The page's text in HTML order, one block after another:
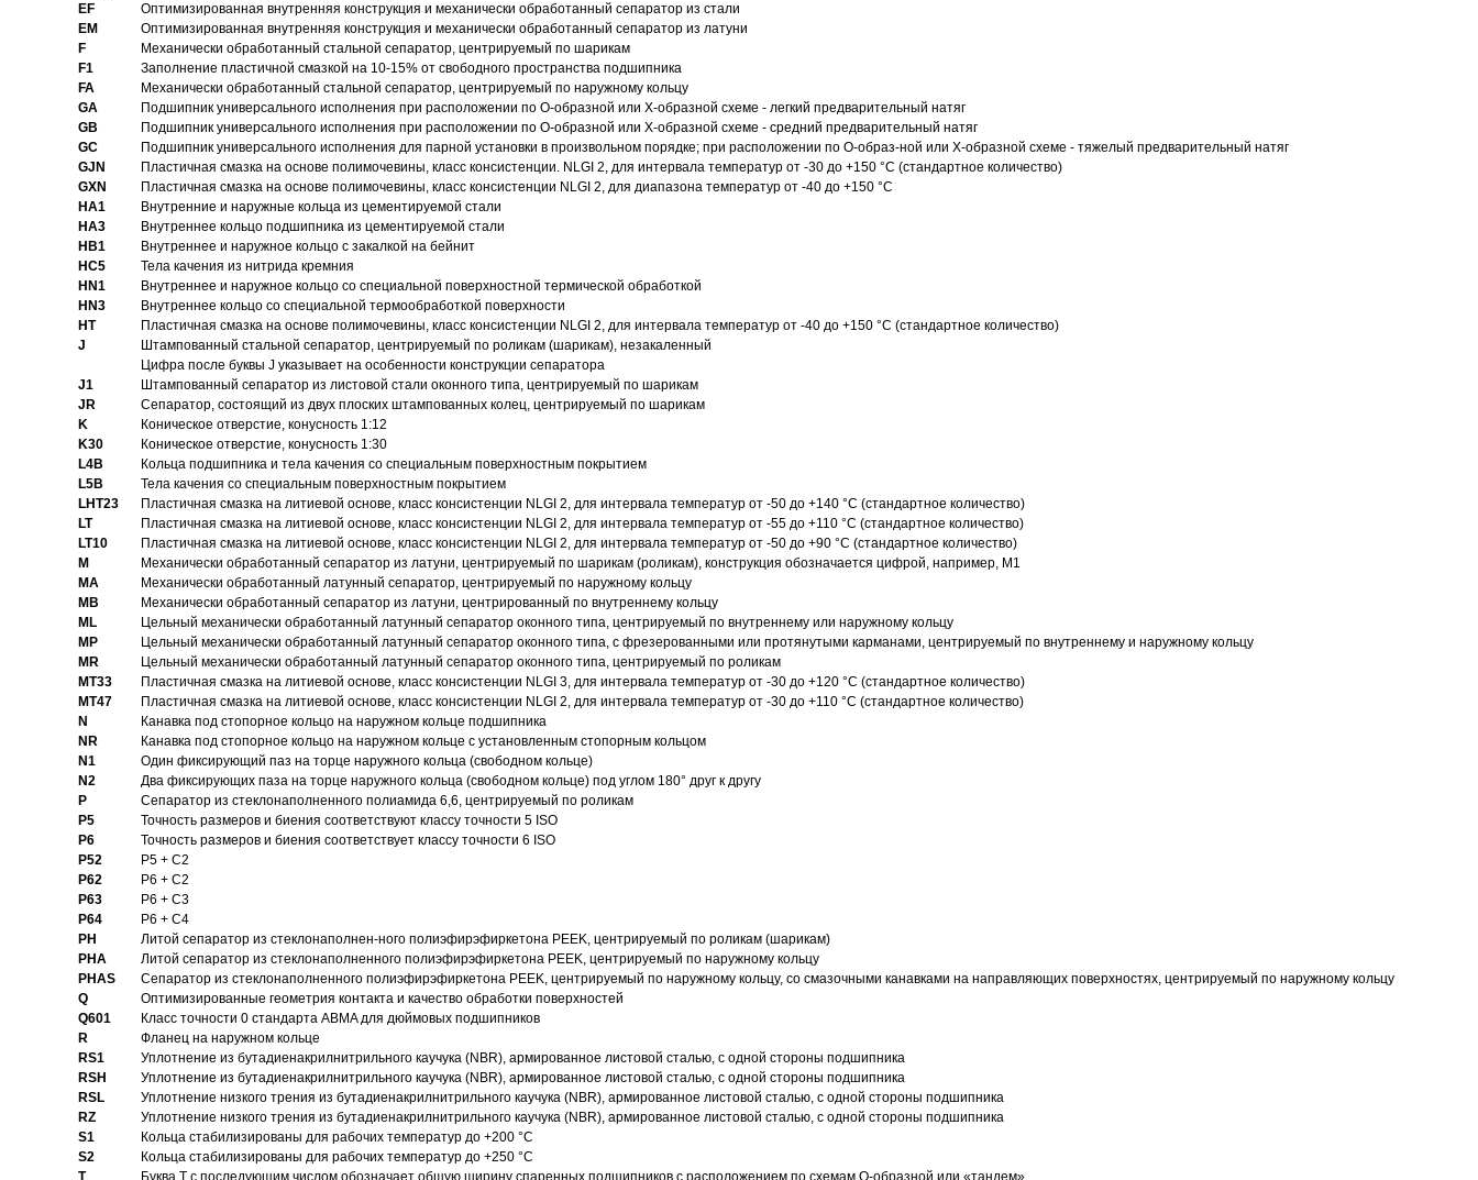
EF
Оптимизированная внутренняя конструкция и механически обработанный сепаратор из стали
EM
Оптимизированная внутренняя конструкция и механически обработанный сепаратор из латуни
F
Механически обработанный стальной сепаратор, центрируемый по шарикам
F1
Заполнение пластичной смазкой на 10-15% от свободного пространства подшипника
FA
Механически обработанный стальной сепаратор, центрируемый по наружному кольцу
GA
Подшипник универсального исполнения при расположении по О-образной или Х-образной схеме - легкий предварительный натяг
GB
Подшипник универсального исполнения при расположении по О-образной или Х-образной схеме - средний предварительный натяг
GC
Подшипник универсального исполнения для парной установки в произвольном порядке; при расположении по О-образ-ной или Х-образной схеме - тяжелый предварительный натяг
GJN
Пластичная смазка на основе полимочевины, класс консистенции. NLGI 2, для интервала температур от -30 до +150 °C (стандартное количество)
GXN
Пластичная смазка на основе полимочевины, класс консистенции NLGI 2, для диапазона температур от -40 до +150 °C
HA1
Внутренние и наружные кольца из цементируемой стали
HA3
Bнутреннее кольцо подшипника из цементируемой стали
HB1
Bнутреннее и наружное кольцо с закалкой на бейнит
HC5
Тела качения из нитрида кремния
HN1
Bнутреннее и наружное кольцо со специальной поверхностной термической обработкой
HN3
Внутреннее кольцо со специальной термообработкой поверхности
HT
Пластичная смазка на основе полимочевины, класс консистенции NLGI 2, для интервала температур от -40 до +150 °C (стандартное количество)
J
Штампованный стальной сепаратор, центрируемый по роликам (шарикам), незакаленный
Цифра после буквы J указывает на особенности конструкции сепаратора
J1
Штампованный сепаратор из листовой стали оконного типа, центрируемый по шарикам
JR
Сепаратор, состоящий из двух плоских штампованных колец, центрируемый по шарикам
K
Коническое отверстие, конусность 1:12
K30
Коническое отверстие, конусность 1:30
L4B
Кольца подшипника и тела качения со специальным поверхностным покрытием
L5B
Тела качения со специальным поверхностным покрытием
LHT23
Пластичная смазка на литиевой основе, класс консистенции NLGI 2, для интервала температур от -50 до +140 °C (стандартное количество)
LT
Пластичная смазка на литиевой основе, класс консистенции NLGI 2, для интервала температур от -55 до +110 °C (стандартное количество)
LT10
Пластичная смазка на литиевой основе, класс консистенции NLGI 2, для интервала температур от -50 до +90 °C (стандартное количество)
M
Механически обработанный сепаратор из латуни, центрируемый по шарикам (роликам), конструкция обозначается цифрой, например, M1
MA
Механически обработанный латунный сепаратор, центрируемый по наружному кольцу
MB
Механически обработанный сепаратор из латуни, центрированный по внутреннему кольцу
ML
Цельный механически обработанный латунный сепаратор оконного типа, центрируемый по внутреннему или наружному кольцу
MP
Цельный механически обработанный латунный сепаратор оконного типа, с фрезерованными или протянутыми карманами, центрируемый по внутреннему и наружному кольцу
MR
Цельный механически обработанный латунный сепаратор оконного типа, центрируемый по роликам
MT33
Пластичная смазка на литиевой основе, класс консистенции NLGI 3, для интервала температур от -30 до +120 °C (стандартное количество)
MT47
Пластичная смазка на литиевой основе, класс консистенции NLGI 2, для интервала температур от -30 до +110 °C (стандартное количество)
N
Канавка под стопорное кольцо на наружном кольце подшипника
NR
Канавка под стопорное кольцо на наружном кольце с установленным стопорным кольцом
N1
Один фиксирующий паз на торце наружного кольца (свободном кольце)
N2
Два фиксирующих паза на торце наружного кольца (свободном кольце) под углом 180° друг к другу
P
Cепаратор из стеклонаполненного полиамида 6,6, центрируемый по роликам
P5
Точность размеров и биения соответствуют классу точности 5 ISO
P6
Точность размеров и биения соответствует классу точности 6 ISO
P52
P5 + C2
P62
P6 + C2
P63
P6 + C3
P64
P6 + C4
PH
Литой сепаратор из стеклонаполнен-ного полиэфирэфиркетона PEEK, центрируемый по роликам (шарикам)
PHA
Литой сепаратор из стеклонаполненного полиэфирэфиркетона PEEK, центрируемый по наружному кольцу
PHAS
Сепаратор из стеклонаполненного полиэфирэфиркетона PEEK, центрируемый по наружному кольцу, со смазочными канавками на направляющих поверхностях, центрируемый по наружному кольцу
Q
Оптимизированные геометрия контакта и качество обработки поверхностей
Q601
Класс точности 0 стандарта ABMA для дюймовых подшипников
R
Фланец на наружном кольце
RS1
Уплотнение из бутадиенакрилнитрильного каучука (NBR), армированное листовой сталью, с одной стороны подшипника
RSH
Уплотнение из бутадиенакрилнитрильного каучука (NBR), армированное листовой сталью, с одной стороны подшипника
RSL
Уплотнение низкого трения из бутадиенакрилнитрильного каучука (NBR), армированное листовой сталью, с одной стороны подшипника
RZ
Уплотнение низкого трения из бутадиенакрилнитрильного каучука (NBR), армированное листовой сталью, с одной стороны подшипника
S1
Кольца стабилизированы для рабочих температур до +200 °C
S2
Кольца стабилизированы для рабочих температур до +250 °C
T
Буква T с последующим числом обозначает общую ширину спаренных подшипников с расположением по схемам О-образной или «тандем»